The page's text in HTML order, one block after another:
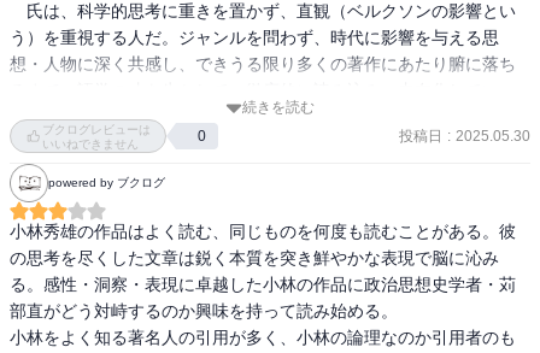
氏は、科学的思考に重きを置かず、直観（ベルクソンの影響とい
う）を重視する人だ。ジャンルを問わず、時代に影響を与える思
想・人物に深く共感し、できうる限り多くの著作にあたり腑に落ち
く。その対象は、ドストエフスキー、ボードレール、ニーチェ、ジ
ッド、トルストイ、ヴァレリー、ゲーテ、ブレイク、プルースト、
ハイデッカー、エドガー・アラン・ポー、モオツァルト。伊藤仁
斎、本居宣長、平田篤胤…と枚挙に暇がない。「生きていることは
考えること」とは氏が遺した言葉であるが、一生という限られた時
間ではとても足りなかったに違いない。
小林秀雄が深い共感と思索を通じて自分の血肉にした思想を、独
特の表現で文章にしたとき、著者が意図したとおりに読み解ける人
はどれくらいいるのか。出題者とて例外ではないと思う。
続きを読む
ブクログレビューは
いいねできません
0 投稿日 : 2025.05.30
powered by ブクログ
小林秀雄の作品はよく読む、同じものを何度も読むことがある。彼
の思考を尽くした文章は鋭く本質を突き鮮やかな表現で脳に沁み
る。感性・洞察・表現に卓越した小林の作品に政治思想史学者・苅
部直がどう対峙するのか興味を持って読み始める。
小林をよく知る著名人の引用が多く、小林の論理なのか引用者のも